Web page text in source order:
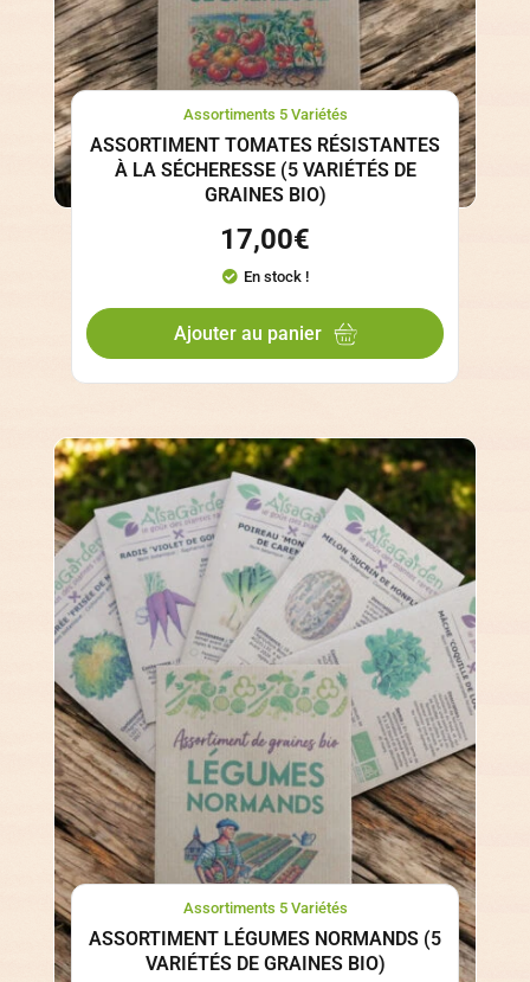
Assortiments 5 Variétés
ASSORTIMENT TOMATES RÉSISTANTES
À LA SÉCHERESSE (5 VARIÉTÉS DE
GRAINES BIO)
17,00€
En stock !
Ajouter au panier
Assortiments 5 Variétés
ASSORTIMENT LÉGUMES NORMANDS (5
VARIÉTÉS DE GRAINES BIO)